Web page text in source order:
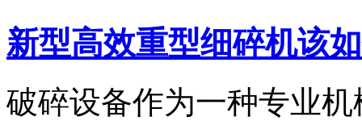
新型高效重型细碎机该
破碎设备作为一种专业